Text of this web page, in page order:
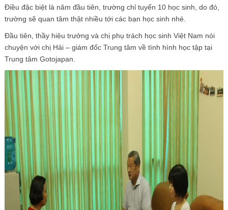
Điều đặc biệt là năm đầu tiên, trường chỉ tuyển 10 học sinh, do đó,
trường sẽ quan tâm thật nhiều tới các bạn học sinh nhé.
Đầu tiên, thầy hiệu trưởng và chị phụ trách học sinh Việt Nam nói
chuyện với chị Hải – giám đốc Trung tâm về tình hình học tập tại
Trung tâm Gotojapan.